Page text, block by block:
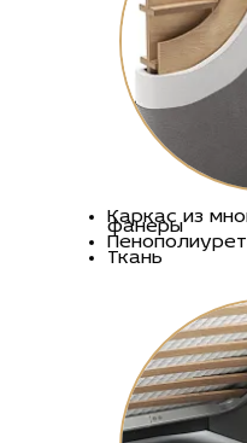
Каркас из
фанеры
Ткань